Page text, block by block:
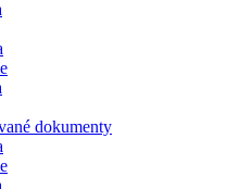
dokumenty